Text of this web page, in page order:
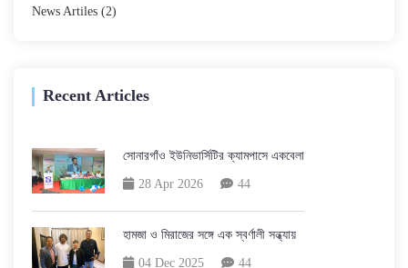
News Artiles (2)
Recent Articles
সোনারগাঁও ইউনিভার্সিটির ক্যামপাসে একবেলা
28 Apr 2026 44
হামজা ও মিরাজের সঙ্গে এক স্বর্ণালী সন্ধ্যায়
04 Dec 2025 44